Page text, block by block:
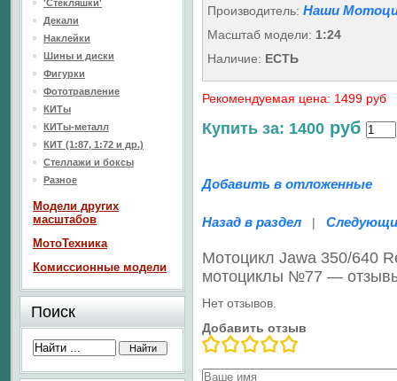
Производитель: Наши
Масштаб модели: 1:24
Наличие: ЕСТЬ
Рекомендуемая цена: 1499 руб
Купить за: 1400 руб
Добавить в отложенные
Назад в раздел |
Мотоцикл Jawa 350/640
мотоциклы №77 —
Нет отзывов.
Добавить отзыв
'Стекляшки'
Декали
Наклейки
Шины и диски
Фигурки
Фототравление
КИТы
КИТы-металл
КИТ (1:87, 1:72 и др.)
Стеллажи и боксы
Разное
Модели других
масштабов
МотоТехника
Комиссионные модели
Поиск